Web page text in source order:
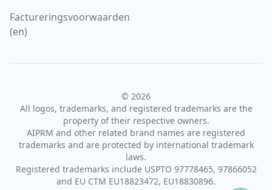
Factureringsvoorwaarden
(en)
© 2026
All logos, trademarks, and registered trademarks are the
property of their respective owners.
AIPRM and other related brand names are registered
trademarks and are protected by international trademark
laws.
Registered trademarks include USPTO 97778465, 97866052
and EU CTM EU18823472, EU18830896.